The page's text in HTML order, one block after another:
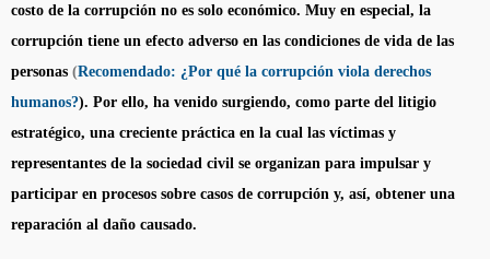
costo de la corrupción no es solo económico. Muy en especial, la
corrupción tiene un efecto adverso en las condiciones de vida de las
personas (Recomendado: ¿Por qué la corrupción viola derechos
humanos?). Por ello, ha venido surgiendo, como parte del litigio
estratégico, una creciente práctica en la cual las víctimas y
representantes de la sociedad civil se organizan para impulsar y
participar en procesos sobre casos de corrupción y, así, obtener una
reparación al daño causado.